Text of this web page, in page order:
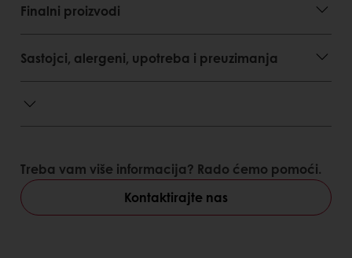
Finalni proizvodi
Sastojci, alergeni, upotreba i preuzimanja
Treba vam više informacija? Rado ćemo pomoći.
Kontaktirajte nas